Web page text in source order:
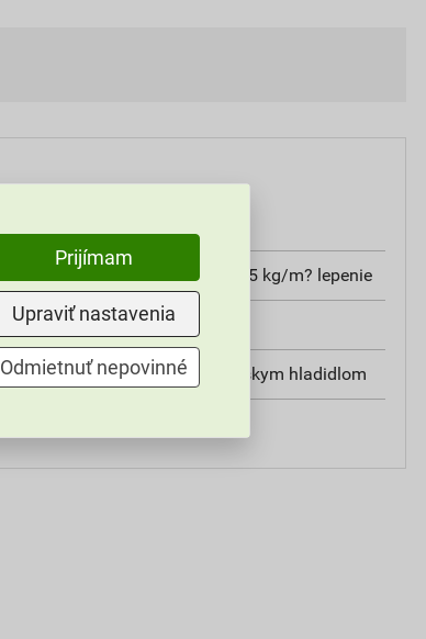
4 kg/m? stierkovanie, 3–5 kg/m? lepenie
exteriér, interiér
zubovou stierkou, murárskym hladidlom
Prijímam
Upraviť nastavenia
Odmietnuť nepovinné